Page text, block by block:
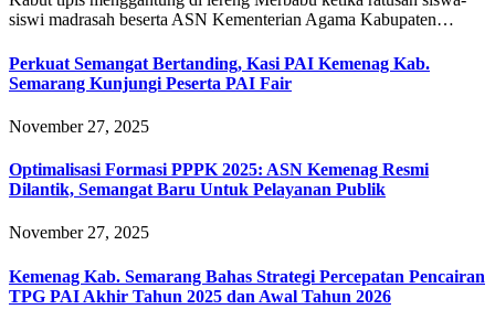
siswi madrasah beserta ASN Kementerian Agama Kabupaten…
Perkuat Semangat Bertanding, Kasi PAI Kemenag Kab.
Semarang Kunjungi Peserta PAI Fair
November 27, 2025
Optimalisasi Formasi PPPK 2025: ASN Kemenag Resmi
Dilantik, Semangat Baru Untuk Pelayanan Publik
November 27, 2025
Kemenag Kab. Semarang Bahas Strategi Percepatan Pencairan
TPG PAI Akhir Tahun 2025 dan Awal Tahun 2026